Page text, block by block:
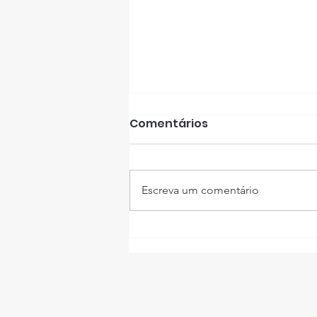
Comentários
Escreva um comentário